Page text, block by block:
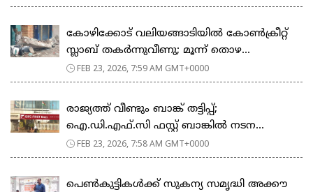
കോഴിക്കോട് വലിയങ്ങാടിയിൽ കോൺക്രീറ്റ്
സ്ലാബ് തകർന്നുവീണു; മൂന്ന് തൊഴ...
FEB 23, 2026, 7:59 AM GMT+0000
രാജ്യത്ത് വീണ്ടും ബാങ്ക് തട്ടിപ്പ്;
ഐ.ഡി.എഫ്.സി ഫസ്റ്റ് ബാങ്കിൽ നടന...
FEB 23, 2026, 7:58 AM GMT+0000
പെ​ൺ​കു​ട്ടി​ക​ൾ​ക്ക് സു​ക​ന്യ സ​മൃ​ദ്ധി അ​ക്കൗ​